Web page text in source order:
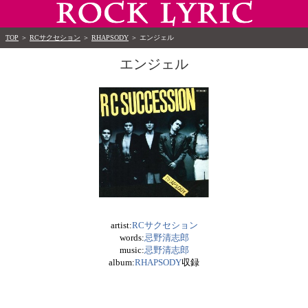
TOP ＞ RCサクセション ＞ RHAPSODY ＞ エンジェル
エンジェル
artist:RCサクセション
words:忌野清志郎
music:忌野清志郎
album:RHAPSODY収録